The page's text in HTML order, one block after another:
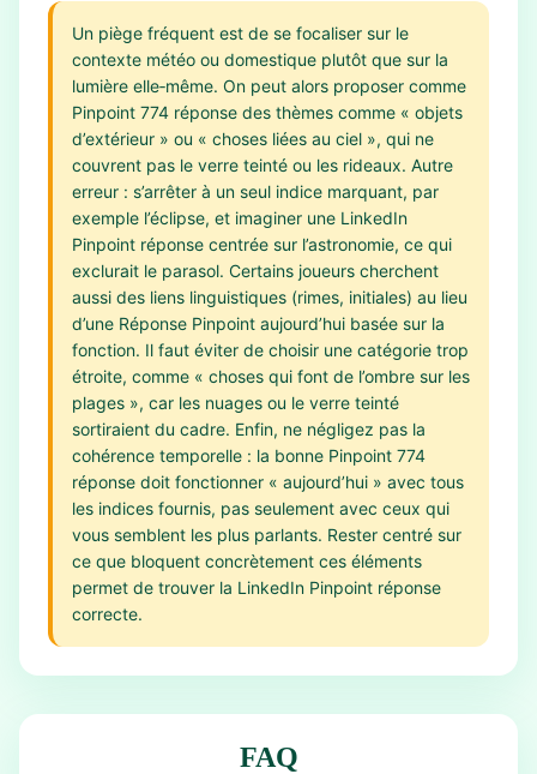
Un piège fréquent est de se focaliser sur le
contexte météo ou domestique plutôt que sur la
lumière elle‑même. On peut alors proposer comme
Pinpoint 774 réponse des thèmes comme « objets
d’extérieur » ou « choses liées au ciel », qui ne
couvrent pas le verre teinté ou les rideaux. Autre
erreur : s’arrêter à un seul indice marquant, par
exemple l’éclipse, et imaginer une LinkedIn
Pinpoint réponse centrée sur l’astronomie, ce qui
exclurait le parasol. Certains joueurs cherchent
aussi des liens linguistiques (rimes, initiales) au lieu
d’une Réponse Pinpoint aujourd’hui basée sur la
fonction. Il faut éviter de choisir une catégorie trop
étroite, comme « choses qui font de l’ombre sur les
plages », car les nuages ou le verre teinté
sortiraient du cadre. Enfin, ne négligez pas la
cohérence temporelle : la bonne Pinpoint 774
réponse doit fonctionner « aujourd’hui » avec tous
les indices fournis, pas seulement avec ceux qui
vous semblent les plus parlants. Rester centré sur
ce que bloquent concrètement ces éléments
permet de trouver la LinkedIn Pinpoint réponse
correcte.
FAQ